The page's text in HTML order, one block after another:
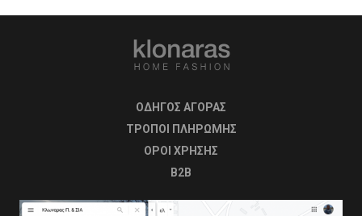
ΟΔΗΓΟΣ ΑΓΟΡΑΣ
ΤΡΟΠΟΙ ΠΛΗΡΩΜΗΣ
OΡΟΙ ΧΡΗΣΗΣ
B2B